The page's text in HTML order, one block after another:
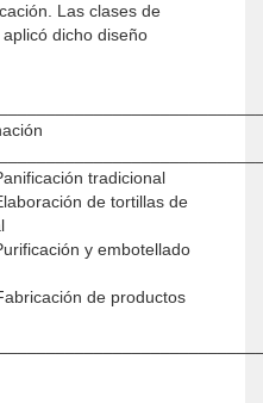
Las clases de
dicho diseño
tradicional
de tortillas de
y embotellado
de productos